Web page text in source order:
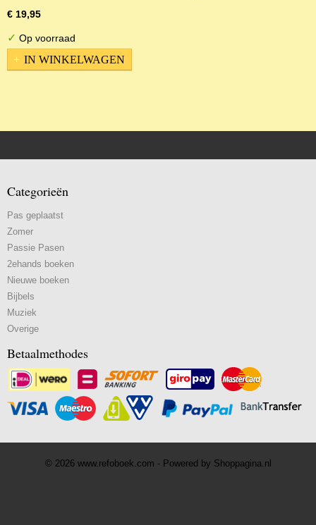
€ 19,95
✓ Op voorraad
IN WINKELWAGEN
Categorieën
Pas geplaatst
Zomer
Passie Pasen
2ehands boeken
Nieuwe boeken
Bijbels
Muziek
Overige
Betaalmethodes
© 2026 www.refoboek.com - Powered by Shoppagina.nl